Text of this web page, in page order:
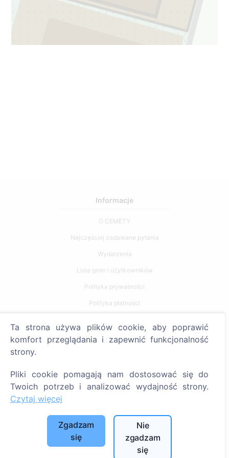
Informacje
O CEMETY
Najczęściej zadawane pytania
Wydarzenia
Lista gmin i użytkowników
Polityka prywatności
Polityka płatności
Szukaj
Szukaj cmentarzy
SIA "CEMETY", LV40103618951
Ta strona używa plików cookie, aby poprawić
komfort przeglądania i zapewnić funkcjonalność
strony.
Pliki cookie pomagają nam dostosować się do
Twoich potrzeb i analizować wydajność strony.
Czytaj więcej
Zgadzam
się
Nie
zgadzam
się